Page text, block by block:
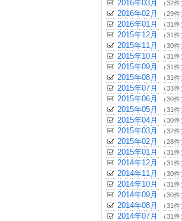
2016年03月 （32件
2016年02月 （29件
2016年01月 （31件
2015年12月 （31件
2015年11月 （30件
2015年10月 （31件
2015年09月 （31件
2015年08月 （31件
2015年07月 （33件
2015年06月 （30件
2015年05月 （31件
2015年04月 （30件
2015年03月 （32件
2015年02月 （28件
2015年01月 （31件
2014年12月 （31件
2014年11月 （30件
2014年10月 （31件
2014年09月 （30件
2014年08月 （31件
2014年07月 （31件